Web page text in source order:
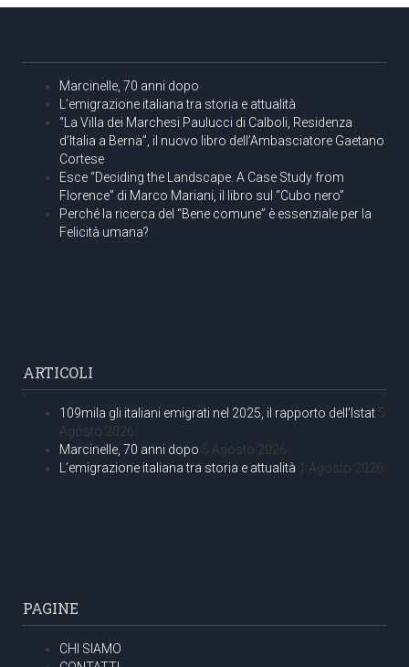
Marcinelle, 70 anni dopo
L’emigrazione italiana tra storia e attualità
“La Villa dei Marchesi Paulucci di Calboli, Residenza
d’Italia a Berna”, il nuovo libro dell’Ambasciatore Gaetano
Cortese
Esce “Deciding the Landscape. A Case Study from
Florence” di Marco Mariani, il libro sul “Cubo nero”
Perché la ricerca del “Bene comune” è essenziale per la
Felicità umana?
ARTICOLI
109mila gli italiani emigrati nel 2025, il rapporto dell’Istat 5
Agosto 2026
Marcinelle, 70 anni dopo 5 Agosto 2026
L’emigrazione italiana tra storia e attualità 1 Agosto 2026
PAGINE
CHI SIAMO